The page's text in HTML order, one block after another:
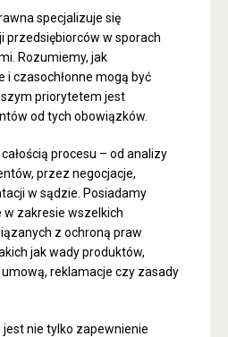
specjalizuje się
przedsiębiorców w sporach
Rozumiemy, jak
i czasochłonne mogą być
priorytetem jest
od tych obowiązków.
procesu – od analizy
przez negocjacje,
w sądzie. Posiadamy
zakresie wszelkich
z ochroną praw
jak wady produktów,
reklamacje czy zasady
jest nie tylko zapewnienie